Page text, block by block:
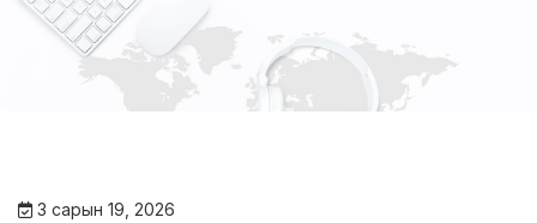
3 сарын 19, 2026